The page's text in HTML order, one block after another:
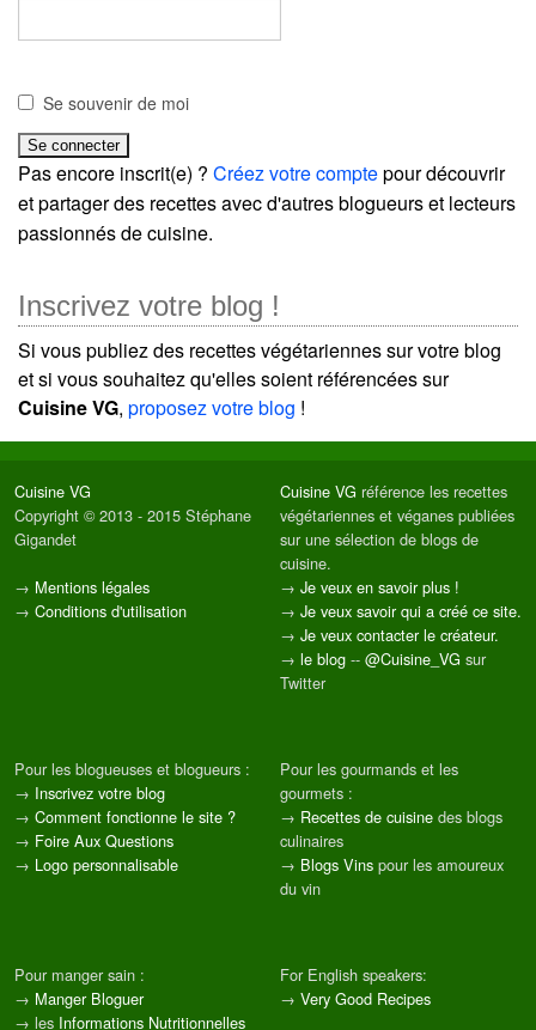
Se souvenir de moi
Pas encore inscrit(e) ? Créez votre comptepour découvrir
et partager des recettes avec d'autres blogueurs et lecteurs
passionnés de cuisine.
Inscrivez votre blog !
Si vous publiez des recettes végétariennes sur votre blog
et si vous souhaitez qu'elles soient référencées sur
Cuisine VG, proposez votre blog !
Cuisine VG
Copyright © 2013 - 2015 Stéphane
Gigandet
→ Mentions légales
→ Conditions d'utilisation
Cuisine VG référence les recettes
végétariennes et véganes publiées
sur une sélection de blogs de
cuisine.
→ Je veux en savoir plus !
→ Je veux savoir qui a créé ce site.
→ Je veux contacter le créateur.
→ le blog -- @Cuisine_VG sur
Twitter
Pour les blogueuses et blogueurs :
→ Inscrivez votre blog
→ Comment fonctionne le site ?
→ Foire Aux Questions
→ Logo personnalisable
Pour les gourmands et les
gourmets :
→ Recettes de cuisine des blogs
culinaires
→ Blogs Vins pour les amoureux
du vin
Pour manger sain :
→ Manger Bloguer
→ les Informations Nutritionnelles
For English speakers:
→ Very Good Recipes